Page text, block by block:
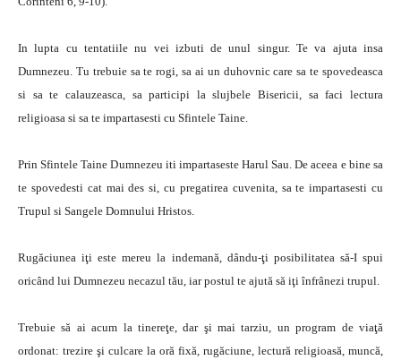
In lupta cu tentatiile nu vei izbuti de unul singur. Te va ajuta insa
Dumnezeu. Tu trebuie sa te rogi, sa ai un duhovnic care sa te spovedeasca
si sa te calauzeasca, sa participi la slujbele Bisericii, sa faci lectura
religioasa si sa te impartasesti cu Sfintele Taine.
Prin Sfintele Taine Dumnezeu iti impartaseste Harul Sau. De aceea e bine sa
te spovedesti cat mai des si, cu pregatirea cuvenita, sa te impartasesti cu
Trupul si Sangele Domnului Hristos.
Rugăciunea iţi este mereu la indemană, dându-ţi posibilitatea să-I spui
oricând lui Dumnezeu necazul tău, iar postul te ajută să iţi înfrânezi trupul.
Trebuie să ai acum la tinereţe, dar şi mai tarziu, un program de viaţă
ordonat: trezire şi culcare la oră fixă, rugăciune, lectură religioasă, muncă,